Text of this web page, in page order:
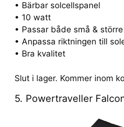
• Bärbar solcellspanel
• 10 watt
• Passar både små &
• Anpassa riktningen till
• Bra kvalitet
Slut i lager. Kommer inom
5. Powertraveller